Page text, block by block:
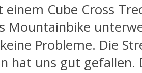
Cube Cross
Mountainbike
Probleme. Die
hat uns gut gefallen.